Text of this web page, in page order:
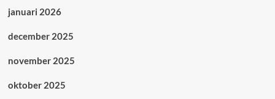
januari 2026
december 2025
november 2025
oktober 2025